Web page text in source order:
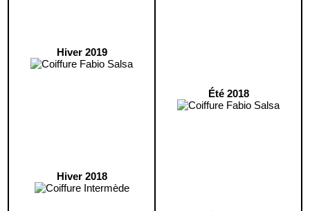
Hiver 2019
Hiver 2018
Été 2018